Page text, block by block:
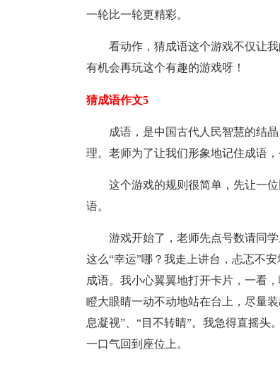
一轮比一轮更精彩。
看动作，猜成语这个游戏不仅让
有机会再玩这个有趣的游戏呀！
猜成语作文5
成语，是中国古代人民智慧的结
理。老师为了让我们形象地记住成语
这个游戏的规则很简单，先让一
语。
游戏开始了，老师先点号数请同
这么“幸运”哪？我走上讲台，忐忑不
成语。我小心翼翼地打开卡片，一看
瞪大眼睛一动不动地站在台上，尽量
息凝视”、“目不转睛”。我急得直摇头
一口气回到座位上。